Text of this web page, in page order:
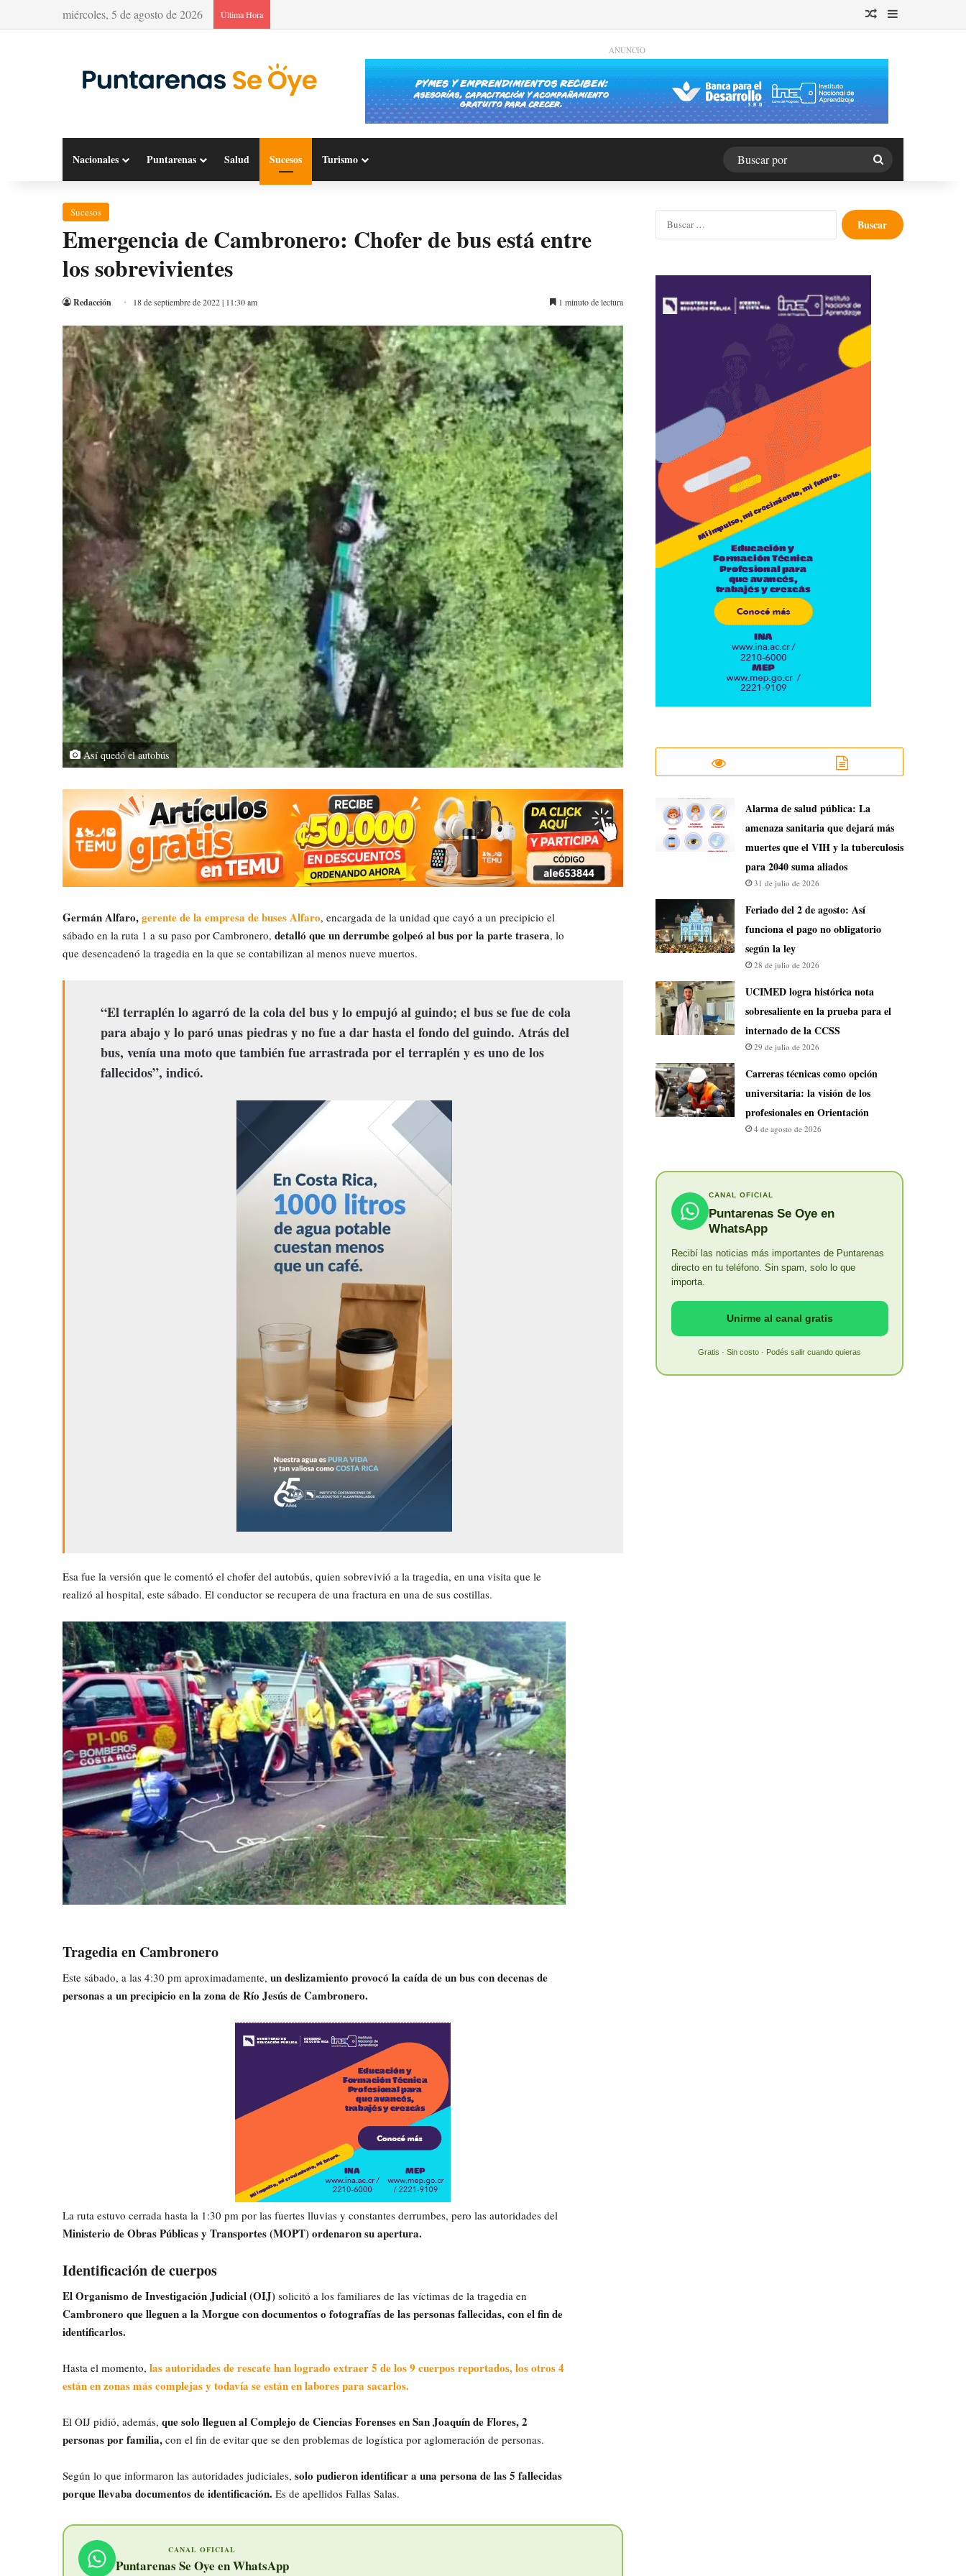
miércoles, 5 de agosto de 2026 Última Hora Publicación al azar
Barra lateral
ANUNCIO
Nacionales Puntarenas Salud Sucesos Turismo
Buscar
por
Sucesos
Emergencia de Cambronero: Chofer de bus está entre
los sobrevivientes
Redacción 18 de septiembre de 2022 | 11:30 am 1 minuto de lectura
Así quedó el autobús
Germán Alfaro,gerente de la empresa de buses Alfaro, encargada de la unidad que cayó a un precipicio el
sábado en la ruta 1 a su paso por Cambronero, detalló que un derrumbe golpeó al bus por la parte trasera, lo
que desencadenó la tragedia en la que se contabilizan al menos nueve muertos.
“El terraplén lo agarró de la cola del bus y lo empujó al guindo; el bus se fue de cola
para abajo y lo paró unas piedras y no fue a dar hasta el fondo del guindo. Atrás del
bus, venía una moto que también fue arrastrada por el terraplén y es uno de los
fallecidos”, indicó.
Esa fue la versión que le comentó el chofer del autobús, quien sobrevivió a la tragedia, en una visita que le
realizó al hospital, este sábado. El conductor se recupera de una fractura en una de sus costillas.
Tragedia en Cambronero
Este sábado, a las 4:30 pm aproximadamente, un deslizamiento provocó la caída de un bus con decenas de
personas a un precipicio en la zona de Río Jesús de Cambronero.
La ruta estuvo cerrada hasta la 1:30 pm por las fuertes lluvias y constantes derrumbes, pero las autoridades del
Ministerio de Obras Públicas y Transportes (MOPT) ordenaron su apertura.
Identificación de cuerpos
El Organismo de Investigación Judicial (OIJ) solicitó a los familiares de las víctimas de la tragedia en
Cambronero que lleguen a la Morgue con documentos o fotografías de las personas fallecidas, con el fin de
identificarlos.
Hasta el momento, las autoridades de rescate han logrado extraer 5 de los 9 cuerpos reportados, los otros 4
están en zonas más complejas y todavía se están en labores para sacarlos.
El OIJ pidió, además, que solo lleguen al Complejo de Ciencias Forenses en San Joaquín de Flores, 2
personas por familia, con el fin de evitar que se den problemas de logística por aglomeración de personas.
Según lo que informaron las autoridades judiciales, solo pudieron identificar a una persona de las 5 fallecidas
porque llevaba documentos de identificación. Es de apellidos Fallas Salas.
CANAL OFICIAL
Puntarenas Se Oye en WhatsApp
Buscar:
​Alarma de salud pública: La
amenaza sanitaria que dejará más
muertes que el VIH y la tuberculosis
para 2040 suma aliados
31 de julio de 2026
Feriado del 2 de agosto: Así
funciona el pago no obligatorio
según la ley
28 de julio de 2026
UCIMED logra histórica nota
sobresaliente en la prueba para el
internado de la CCSS
29 de julio de 2026
Carreras técnicas como opción
universitaria: la visión de los
profesionales en Orientación
4 de agosto de 2026
CANAL OFICIAL
Puntarenas Se Oye en
WhatsApp
Recibí las noticias más importantes de Puntarenas
directo en tu teléfono. Sin spam, solo lo que
importa.
Unirme al canal gratis
Gratis · Sin costo · Podés salir cuando quieras